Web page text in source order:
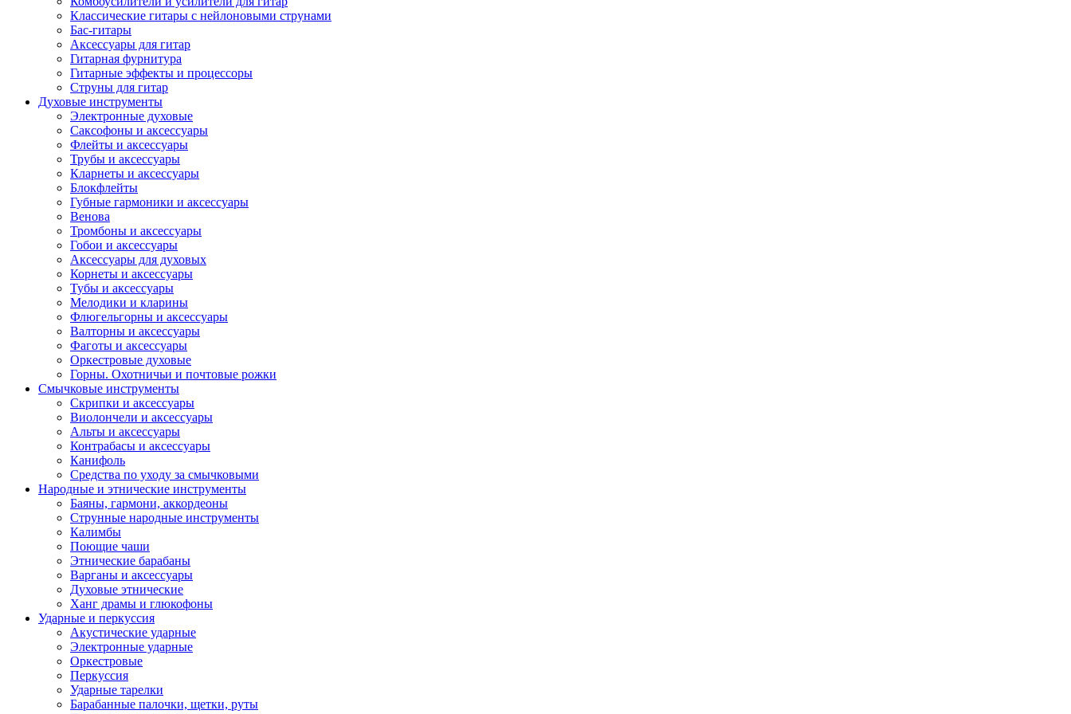
Классические гитары с нейлоновыми струнами
Бас-гитары
Аксессуары для гитар
Гитарная фурнитура
Гитарные эффекты и процессоры
Струны для гитар
Духовые инструменты
Электронные духовые
Саксофоны и аксессуары
Флейты и аксессуары
Трубы и аксессуары
Кларнеты и аксессуары
Блокфлейты
Губные гармоники и аксессуары
Венова
Тромбоны и аксессуары
Гобои и аксессуары
Аксессуары для духовых
Корнеты и аксессуары
Тубы и аксессуары
Мелодики и кларины
Флюгельгорны и аксессуары
Валторны и аксессуары
Фаготы и аксессуары
Оркестровые духовые
Горны. Охотничьи и почтовые рожки
Смычковые инструменты
Скрипки и аксессуары
Виолончели и аксессуары
Альты и аксессуары
Контрабасы и аксессуары
Канифоль
Средства по уходу за смычковыми
Народные и этнические инструменты
Баяны, гармони, аккордеоны
Струнные народные инструменты
Калимбы
Поющие чаши
Этнические барабаны
Варганы и аксессуары
Духовые этнические
Ханг драмы и глюкофоны
Ударные и перкуссия
Акустические ударные
Электронные ударные
Оркестровые
Перкуссия
Ударные тарелки
Барабанные палочки, щетки, руты